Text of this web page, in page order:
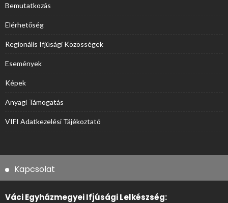
Bemutatkozás
Elérhetőség
Regionális Ifjúsági Közösségek
Események
Képek
Anyagi Támogatás
VIFI Adatkezelési Tájékoztató
Kapcsolat
Váci Egyházmegyei Ifjúsági Lelkészség: